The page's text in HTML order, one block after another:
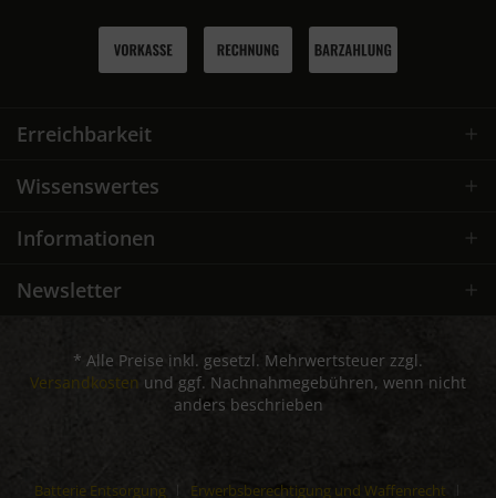
Erreichbarkeit
Wissenswertes
Informationen
Newsletter
* Alle Preise inkl. gesetzl. Mehrwertsteuer zzgl.
Versandkosten und ggf. Nachnahmegebühren, wenn nicht
anders beschrieben
Batterie Entsorgung Erwerbsberechtigung und Waffenrecht